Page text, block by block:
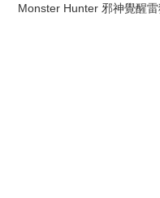
Monster Hunter 邪神覺醒雷